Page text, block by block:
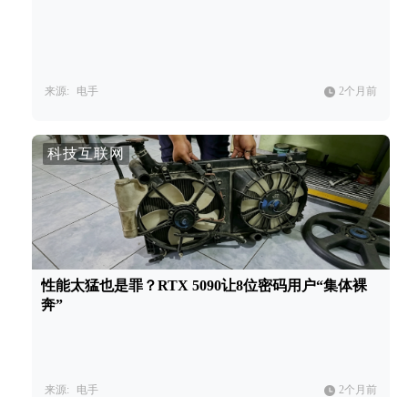
来源: 电手 2个月前
科技互联网
性能太猛也是罪？RTX 5090让8位密码用户“集体裸
奔”
来源: 电手 2个月前